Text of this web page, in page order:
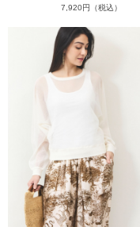
7,920円（税込）